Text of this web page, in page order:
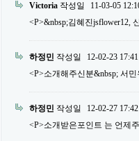
Victoria 작성일
11-03-05
<P>&nbsp;김혜진jsflower12,
하정민 작성일
12-02-23 17:41
<P>소개해주신분&nbsp; 서민
하정민 작성일
12-02-27 17:42
<P>소개받은포인트 는 언제